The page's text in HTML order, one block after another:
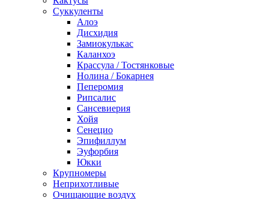
Суккуленты
Алоэ
Дисхидия
Замиокулькас
Каланхоэ
Крассула / Тостянковые
Нолина / Бокарнея
Пеперомия
Рипсалис
Сансевиерия
Хойя
Сенецио
Эпифиллум
Эуфорбия
Юкки
Крупномеры
Неприхотливые
Очищающие воздух